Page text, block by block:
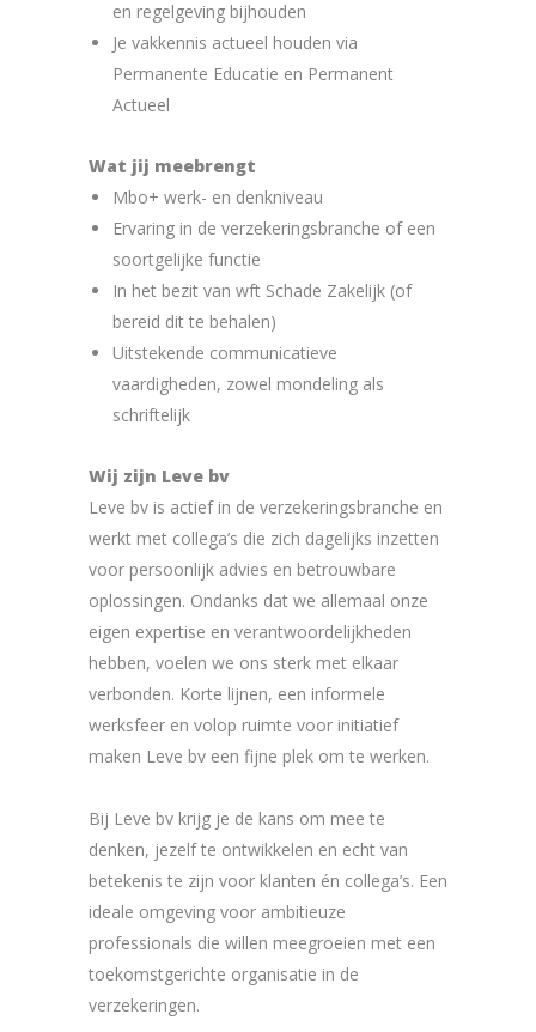
en regelgeving bijhouden
Je vakkennis actueel houden via
Permanente Educatie en Permanent
Actueel
Wat jij meebrengt
Mbo+ werk- en denkniveau
Ervaring in de verzekeringsbranche of een
soortgelijke functie
In het bezit van wft Schade Zakelijk (of
bereid dit te behalen)
Uitstekende communicatieve
vaardigheden, zowel mondeling als
schriftelijk
Wij zijn Leve bv
Leve bv is actief in de verzekeringsbranche en
werkt met collega’s die zich dagelijks inzetten
voor persoonlijk advies en betrouwbare
oplossingen. Ondanks dat we allemaal onze
eigen expertise en verantwoordelijkheden
hebben, voelen we ons sterk met elkaar
verbonden. Korte lijnen, een informele
werksfeer en volop ruimte voor initiatief
maken Leve bv een fijne plek om te werken.
Bij Leve bv krijg je de kans om mee te
denken, jezelf te ontwikkelen en echt van
betekenis te zijn voor klanten én collega’s. Een
ideale omgeving voor ambitieuze
professionals die willen meegroeien met een
toekomstgerichte organisatie in de
verzekeringen.